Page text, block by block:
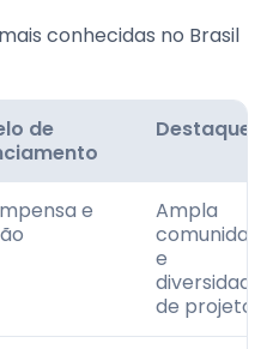
conhecidas no Brasil
de
Destaque
e
Ampla
e
diversidade
de projetos